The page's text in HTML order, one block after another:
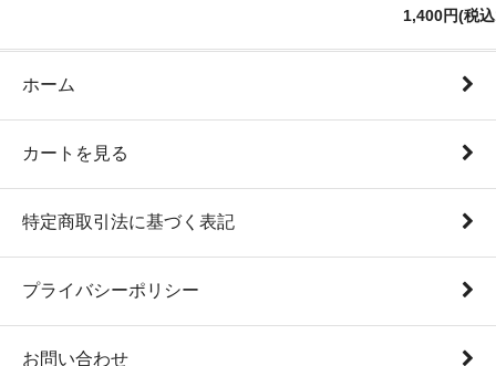
1,400円(税
ホーム
カートを見る
特定商取引法に基づく表記
プライバシーポリシー
お問い合わせ